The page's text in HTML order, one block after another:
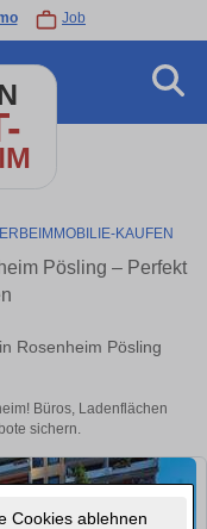
Cookies ablehnen
Job
KAUFEN
Pösling – Perfekt
Rosenheim Pösling
Büros, Ladenflächen
sichern.